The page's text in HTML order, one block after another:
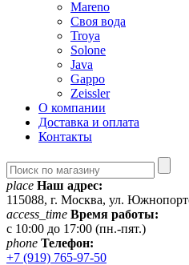
Mareno
Своя вода
Troya
Solone
Java
Gappo
Zeissler
О компании
Доставка и оплата
Контакты
place Наш адрес:
115088, г. Москва, ул.
access_time Время работы:
c 10:00 до 17:00 (пн.-пят.)
phone Телефон:
+7 (919) 765-97-50